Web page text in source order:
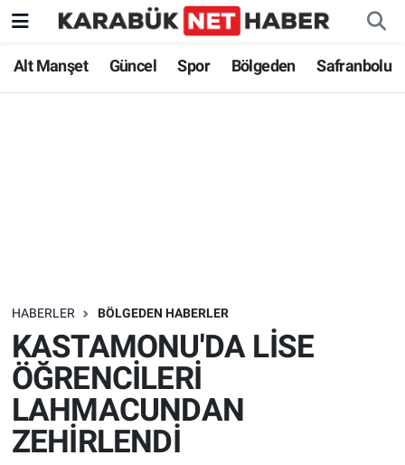
Alt Manşet Güncel Spor Bölgeden Safranbolu
HABERLER BÖLGEDEN HABERLER
KASTAMONU'DA LİSE
ÖĞRENCİLERİ
LAHMACUNDAN
ZEHİRLENDİ